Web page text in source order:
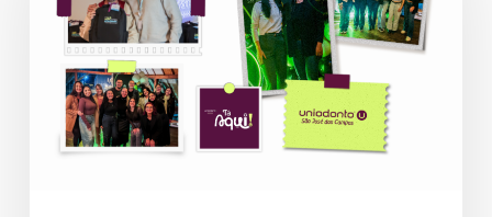
José
Campos
celebra
aniversariantes